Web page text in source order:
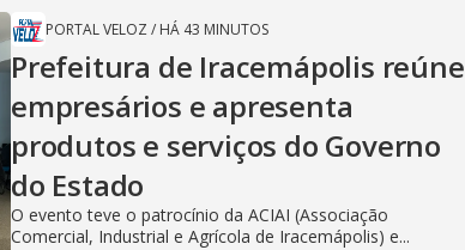
PORTAL VELOZ / HÁ 43 MINUTOS
Prefeitura de Iracemápolis reúne
empresários e apresenta
produtos e serviços do Governo
do Estado
O evento teve o patrocínio da ACIAI (Associação
Comercial, Industrial e Agrícola de Iracemápolis) e...